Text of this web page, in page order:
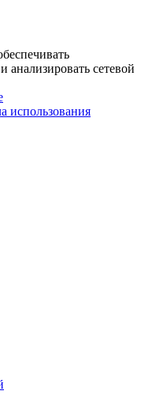
анализировать сетевой
использования